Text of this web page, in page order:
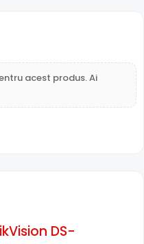
AVPIT3ZE, compenseaza
oferind detalii
acest produs. Ai
DS-